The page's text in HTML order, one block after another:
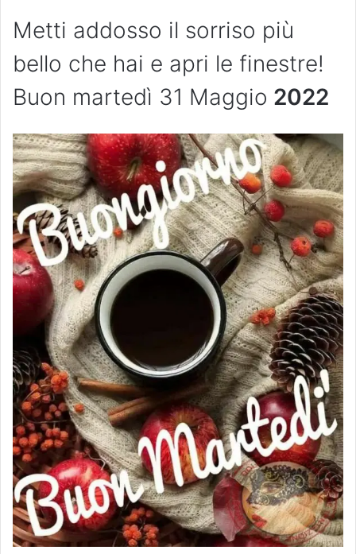
Metti addosso il sorriso più
bello che hai e apri le finestre!
Buon martedì 31 Maggio 2022